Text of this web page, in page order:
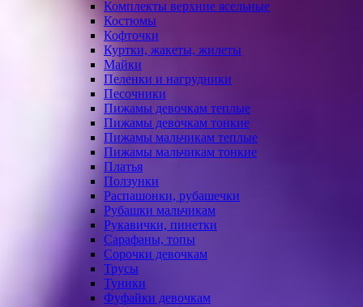
Комплекты верхние ясельные
Костюмы
Кофточки
Куртки, жакеты, жилеты
Майки
Пеленки и нагрудники
Песочники
Пижамы девочкам теплые
Пижамы девочкам тонкие
Пижамы мальчикам теплые
Пижамы мальчикам тонкие
Платья
Ползунки
Распашонки, рубашечки
Рубашки мальчикам
Рукавички, пинетки
Сарафаны, топы
Сорочки девочкам
Трусы
Туники
Фуфайки девочкам